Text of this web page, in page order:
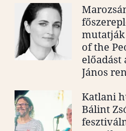
mutatják
of the
előadást
János
Katlani
Bálint